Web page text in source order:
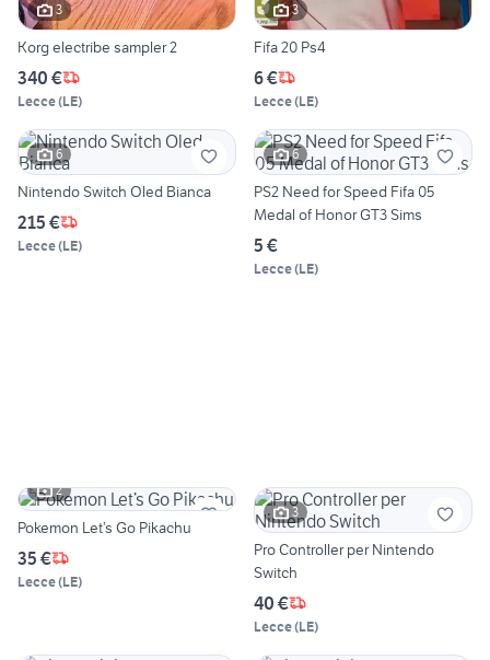
3
Korg electribe sampler 2
340 €
Lecce(LE)
3
Fifa 20 Ps4
6 €
Lecce(LE)
6
Nintendo Switch Oled Bianca
215 €
Lecce(LE)
6
PS2 Need for Speed Fifa 05
Medal of Honor GT3 Sims
5 €
Lecce(LE)
2
Pokemon Let’s Go Pikachu
35 €
Lecce(LE)
3
Pro Controller per Nintendo
Switch
40 €
Lecce(LE)